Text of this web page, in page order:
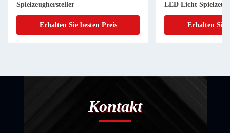
Spielzeughersteller
Erhalten Sie besten Preis
LED Licht Spielzeug
Erhalten Sie
Kontakt